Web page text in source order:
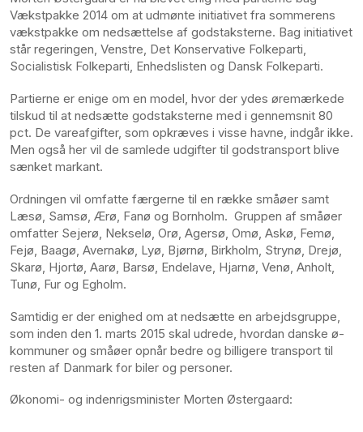
Vækstpakke 2014 om at udmønte initiativet fra sommerens
vækstpakke om nedsættelse af godstaksterne. Bag initiativet
står regeringen, Venstre, Det Konservative Folkeparti,
Socialistisk Folkeparti, Enhedslisten og Dansk Folkeparti.
Partierne er enige om en model, hvor der ydes øremærkede
tilskud til at nedsætte godstaksterne med i gennemsnit 80
pct. De vareafgifter, som opkræves i visse havne, indgår ikke.
Men også her vil de samlede udgifter til godstransport blive
sænket markant.
Ordningen vil omfatte færgerne til en række småøer samt
Læsø, Samsø, Ærø, Fanø og Bornholm. Gruppen af småøer
omfatter Sejerø, Nekselø, Orø, Agersø, Omø, Askø, Femø,
Fejø, Baagø, Avernakø, Lyø, Bjørnø, Birkholm, Strynø, Drejø,
Skarø, Hjortø, Aarø, Barsø, Endelave, Hjarnø, Venø, Anholt,
Tunø, Fur og Egholm.
Samtidig er der enighed om at nedsætte en arbejdsgruppe,
som inden den 1. marts 2015 skal udrede, hvordan danske ø-
kommuner og småøer opnår bedre og billigere transport til
resten af Danmark for biler og personer.
Økonomi- og indenrigsminister Morten Østergaard: